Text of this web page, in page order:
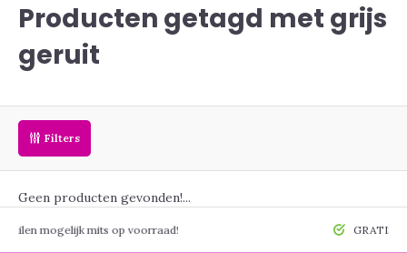
Producten getagd met grijs
geruit
Filters
Geen producten gevonden!...
mits op voorraad! GRATIS